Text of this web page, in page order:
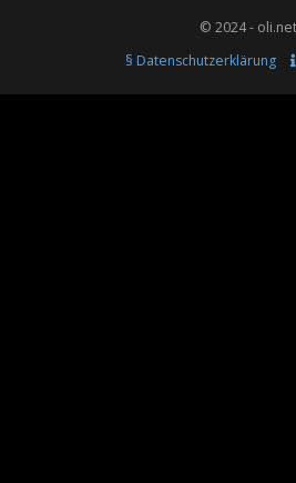
© 2024 - oli.net
§ Datenschutzerklärung